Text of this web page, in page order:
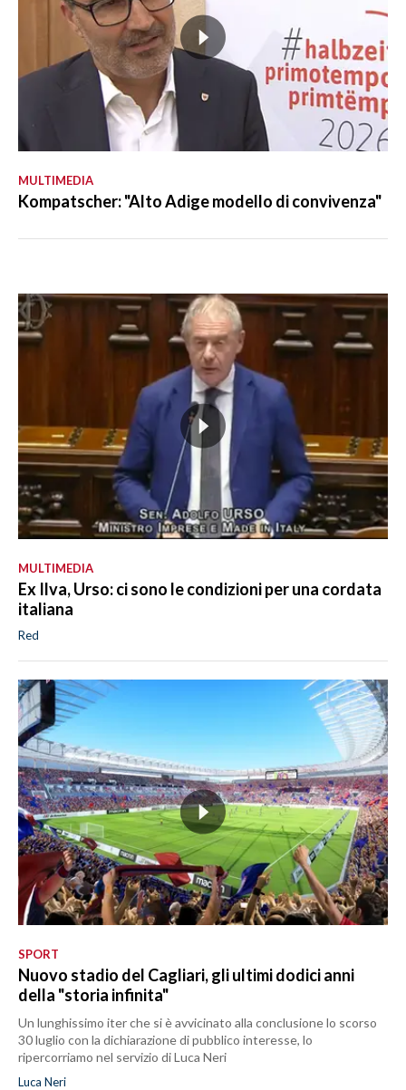
MULTIMEDIA
Kompatscher: "Alto Adige modello di convivenza"
MULTIMEDIA
Ex Ilva, Urso: ci sono le condizioni per una cordata
italiana
Red
SPORT
Nuovo stadio del Cagliari, gli ultimi dodici anni
della "storia infinita"
Un lunghissimo iter che si è avvicinato alla conclusione lo scorso
30 luglio con la dichiarazione di pubblico interesse, lo
ripercorriamo nel servizio di Luca Neri
Luca Neri